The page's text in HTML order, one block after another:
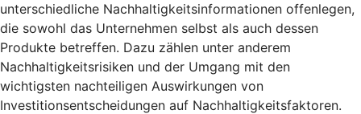
unterschiedliche Nachhaltigkeitsinformationen offenlegen,
die sowohl das Unternehmen selbst als auch dessen
Produkte betreffen. Dazu zählen unter anderem
Nachhaltigkeitsrisiken und der Umgang mit den
wichtigsten nachteiligen Auswirkungen von
Investitionsentscheidungen auf Nachhaltigkeitsfaktoren.